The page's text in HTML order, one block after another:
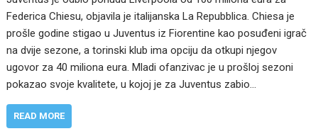
Federica Chiesu, objavila je italijanska La Repubblica. Chiesa je
prošle godine stigao u Juventus iz Fiorentine kao posuđeni igrač
na dvije sezone, a torinski klub ima opciju da otkupi njegov
ugovor za 40 miliona eura. Mladi ofanzivac je u prošloj sezoni
pokazao svoje kvalitete, u kojoj je za Juventus zabio…
READ MORE